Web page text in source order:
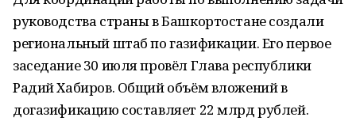
руководства страны в Башкортостане создали
региональный штаб по газификации. Его первое
заседание 30 июля провёл Глава республики
Радий Хабиров. Общий объём вложений в
догазификацию составляет 22 млрд рублей.